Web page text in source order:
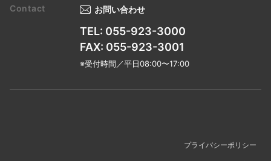
お問い合わせ
TEL: 055-923-3000
FAX: 055-923-3001
※受付時間／平日08:00〜17:00
プライバシーポリシー